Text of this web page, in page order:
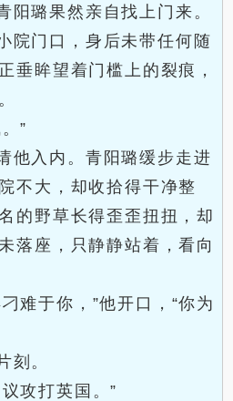
阳璐果然亲自找上门来。
院门口，身后未带任何随
垂眸望着门槛上的裂痕，
”
他入内。青阳璐缓步走进
不大，却收拾得干净整
的野草长得歪歪扭扭，却
落座，只静静站着，看向
难于你，”他开口，“你为
刻。
攻打英国。”